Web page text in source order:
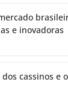
e inovadoras
cassinos e